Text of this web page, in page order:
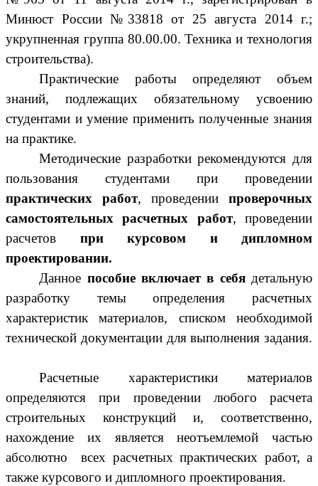
Минюст России №33818 от 25 августа 2014 г.;
укрупненная группа 80.00.00. Техника и технология
строительства).
Практические работы определяют объем
знаний, подлежащих обязательному усвоению
студентами и умение применить полученные знания
на практике.
Методические разработки рекомендуются для
пользования студентами при проведении
практических работ, проведении проверочных
самостоятельных расчетных работ, проведении
расчетов при курсовом и дипломном
проектировании.
Данное пособие включает в себядетальную
разработку темы определения расчетных
характеристик материалов, списком необходимой
технической документации для выполнения задания.
Расчетные характеристики материалов
определяются при проведении любого расчета
строительных конструкций и, соответственно,
нахождение их является неотъемлемой частью
абсолютно всех расчетных практических работ, а
также курсового и дипломного проектирования.